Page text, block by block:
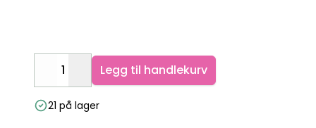
DecreaseIncrease
Legg til handlekurv
21 på lager